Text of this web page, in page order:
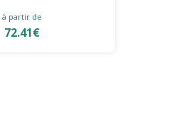
à partir de
72.41€